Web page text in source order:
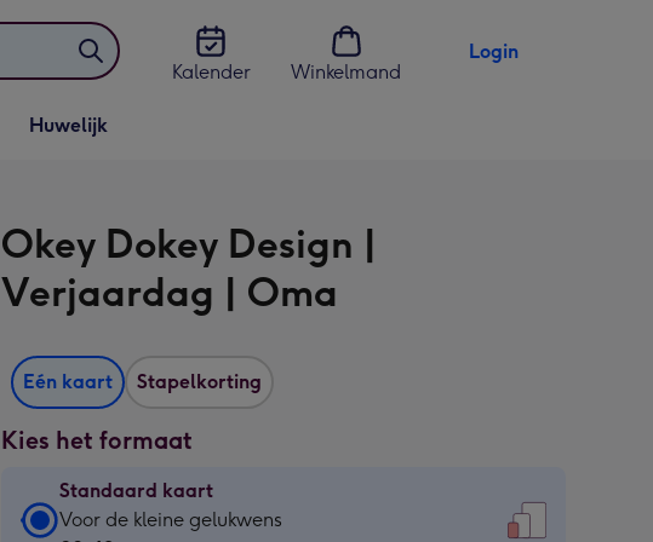
Kalender
Winkelmand
Login
Vervolgkeuzelijst
Huwelijk openen
Huwelijk
Okey Dokey Design |
Verjaardag | Oma
Eén kaart Stapelkorting
Kies het formaat
Standaard kaart
Standaard
Voor de kleine gelukwens